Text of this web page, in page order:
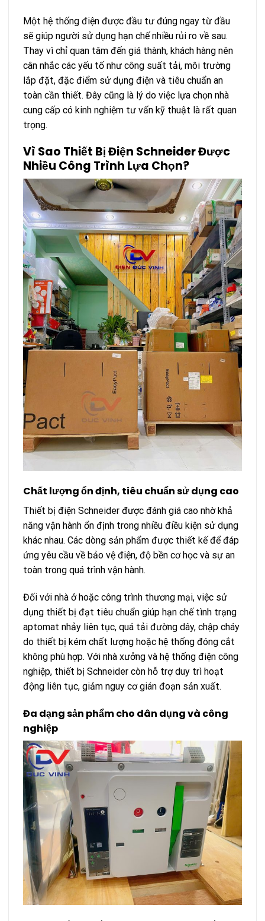
Một hệ thống điện được đầu tư đúng ngay từ đầu
sẽ giúp người sử dụng hạn chế nhiều rủi ro về sau.
Thay vì chỉ quan tâm đến giá thành, khách hàng nên
cân nhắc các yếu tố như công suất tải, môi trường
lắp đặt, đặc điểm sử dụng điện và tiêu chuẩn an
toàn cần thiết. Đây cũng là lý do việc lựa chọn nhà
cung cấp có kinh nghiệm tư vấn kỹ thuật là rất quan
trọng.
Vì Sao Thiết Bị Điện Schneider Được
Nhiều Công Trình Lựa Chọn?
Chất lượng ổn định, tiêu chuẩn sử dụng cao
Thiết bị điện Schneider được đánh giá cao nhờ khả
năng vận hành ổn định trong nhiều điều kiện sử dụng
khác nhau. Các dòng sản phẩm được thiết kế để đáp
ứng yêu cầu về bảo vệ điện, độ bền cơ học và sự an
toàn trong quá trình vận hành.
Đối với nhà ở hoặc công trình thương mại, việc sử
dụng thiết bị đạt tiêu chuẩn giúp hạn chế tình trạng
aptomat nhảy liên tục, quá tải đường dây, chập cháy
do thiết bị kém chất lượng hoặc hệ thống đóng cắt
không phù hợp. Với nhà xưởng và hệ thống điện công
nghiệp, thiết bị Schneider còn hỗ trợ duy trì hoạt
động liên tục, giảm nguy cơ gián đoạn sản xuất.
Đa dạng sản phẩm cho dân dụng và công
nghiệp